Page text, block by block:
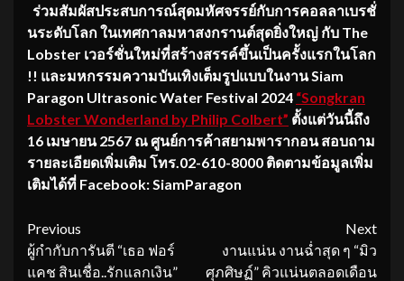
ร่วมสัมผัสประสบการณ์สุดมหัศจรรย์กับการคอลลาเบรชั่
นระดับโลก ในเทศกาลมหาสงกรานต์สุดยิ่งใหญ่ กับ The
Lobster เวอร์ชั่นใหม่ที่สร้างสรรค์ขึ้นเป็นครั้งแรกในโลก
!! และมหกรรมความบันเทิงเต็มรูปแบบในงาน Siam
Paragon Ultrasonic Water Festival 2024 “Songkran
Lobster Wonderland by Philip Colbert” ตั้งแต่วันนี้ถึง
16 เมษายน 2567 ณ ศูนย์การค้าสยามพารากอน สอบถาม
รายละเอียดเพิ่มเติม โทร.02-610-8000 ติดตามข้อมูลเพิ่ม
เติมได้ที่ Facebook: SiamParagon
Continue
Reading
Previous
ผู้กำกับการันตี “เธอ ฟอร์
แคช สินเชื่อ..รักแลกเงิน”
Next
งานแน่น งานฉ่ำสุด ๆ “มิว
ศุภศิษฏ์” คิวแน่นตลอดเดือน